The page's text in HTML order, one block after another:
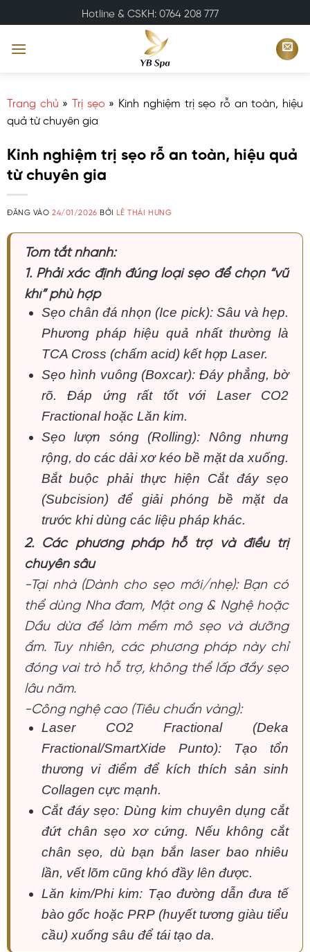
qua
nội
Hotline & CSKH: 0764 208 777
Trang chủ »Trị sẹo » Kinh nghiệm trị sẹo rỗ an toàn, hiệu
quả từ chuyên gia
Kinh nghiệm trị sẹo rỗ an toàn, hiệu quả
từ chuyên gia
ĐĂNG VÀO24/01/2026 BỞI LÊ THÁI HƯNG
Tóm tắt nhanh:
1. Phải xác định đúng loại sẹo để chọn “vũ
khí” phù hợp
Sẹo chân đá nhọn (Ice pick): Sâu và hẹp.
Phương pháp hiệu quả nhất thường là
TCA Cross (chấm acid) kết hợp Laser.
Sẹo hình vuông (Boxcar): Đáy phẳng, bờ
rõ. Đáp ứng rất tốt với Laser CO2
Fractional hoặc Lăn kim.
Sẹo lượn sóng (Rolling): Nông nhưng
rộng, do các dải xơ kéo bề mặt da xuống.
Bắt buộc phải thực hiện Cắt đáy sẹo
(Subcision) để giải phóng bề mặt da
trước khi dùng các liệu pháp khác.
2. Các phương pháp hỗ trợ và điều trị
chuyên sâu
-Tại nhà (Dành cho sẹo mới/nhẹ): Bạn có
thể dùng Nha đam, Mật ong & Nghệ hoặc
Dầu dừa để làm mềm mô sẹo và dưỡng
ẩm. Tuy nhiên, các phương pháp này chỉ
đóng vai trò hỗ trợ, không thể lấp đầy sẹo
lâu năm.
-Công nghệ cao (Tiêu chuẩn vàng):
Laser CO2 Fractional (Deka
Fractional/SmartXide Punto): Tạo tổn
thương vi điểm để kích thích sản sinh
Collagen cực mạnh.
Cắt đáy sẹo: Dùng kim chuyên dụng cắt
đứt chân sẹo xơ cứng. Nếu không cắt
chân sẹo, dù bạn bắn laser bao nhiêu
lần, vết lõm cũng khó đầy lên được.
Lăn kim/Phi kim: Tạo đường dẫn đưa tế
bào gốc hoặc PRP (huyết tương giàu tiểu
cầu) xuống sâu để tái tạo da.